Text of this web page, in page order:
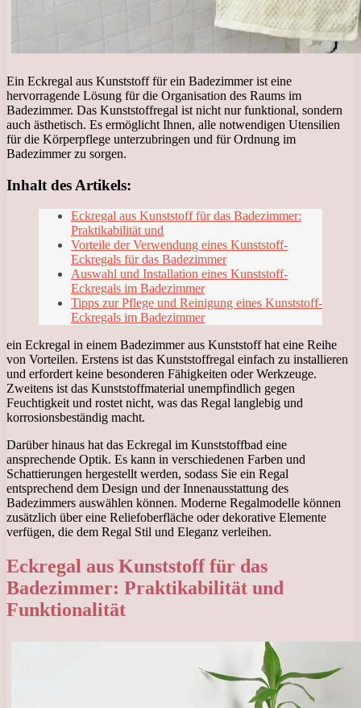
Ein Eckregal aus Kunststoff für ein Badezimmer ist eine
hervorragende Lösung für die Organisation des Raums im
Badezimmer. Das Kunststoffregal ist nicht nur funktional, sondern
auch ästhetisch. Es ermöglicht Ihnen, alle notwendigen Utensilien
für die Körperpflege unterzubringen und für Ordnung im
Badezimmer zu sorgen.
Inhalt des Artikels:
Eckregal aus Kunststoff für das Badezimmer:
Praktikabilität und
Vorteile der Verwendung eines Kunststoff-
Eckregals für das Badezimmer
Auswahl und Installation eines Kunststoff-
Eckregals im Badezimmer
Tipps zur Pflege und Reinigung eines Kunststoff-
Eckregals im Badezimmer
ein Eckregal in einem Badezimmer aus Kunststoff hat eine Reihe
von Vorteilen. Erstens ist das Kunststoffregal einfach zu installieren
und erfordert keine besonderen Fähigkeiten oder Werkzeuge.
Zweitens ist das Kunststoffmaterial unempfindlich gegen
Feuchtigkeit und rostet nicht, was das Regal langlebig und
korrosionsbeständig macht.
Darüber hinaus hat das Eckregal im Kunststoffbad eine
ansprechende Optik. Es kann in verschiedenen Farben und
Schattierungen hergestellt werden, sodass Sie ein Regal
entsprechend dem Design und der Innenausstattung des
Badezimmers auswählen können. Moderne Regalmodelle können
zusätzlich über eine Reliefoberfläche oder dekorative Elemente
verfügen, die dem Regal Stil und Eleganz verleihen.
Eckregal aus Kunststoff für das
Badezimmer: Praktikabilität und
Funktionalität